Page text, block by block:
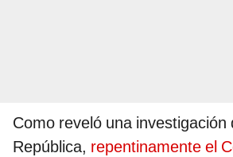
Como reveló una investigación
República, repentinamente el